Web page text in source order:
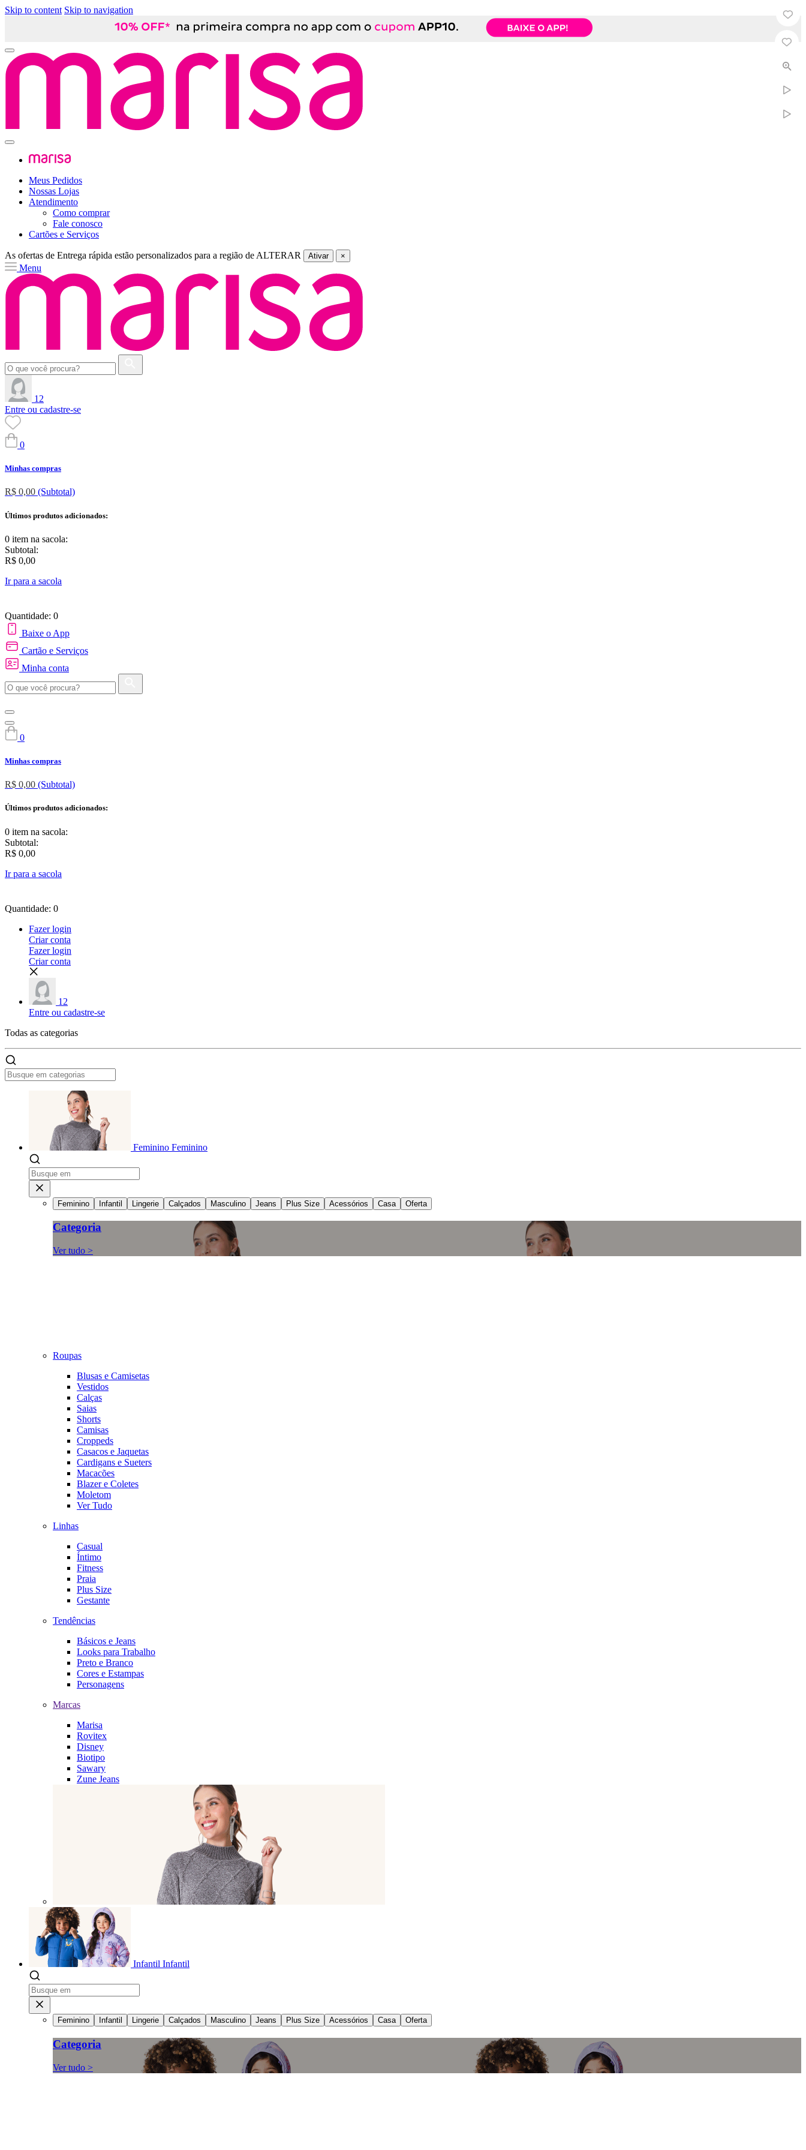
Skip to content Skip to navigation
Meus Pedidos
Nossas Lojas
Atendimento
Como comprar
Fale conosco
Cartões e Serviços
As ofertas de Entrega rápida estão personalizados para a região de ALTERAR Ativar ×
Menu
12
Entre ou cadastre-se
0
Minhas compras
R$ 0,00 (Subtotal)
Últimos produtos adicionados:
0 item na sacola:
Subtotal:
R$ 0,00
Ir para a sacola
Quantidade: 0
Baixe o App
Cartão e Serviços
Minha conta
0
Minhas compras
R$ 0,00 (Subtotal)
Últimos produtos adicionados:
0 item na sacola:
Subtotal:
R$ 0,00
Ir para a sacola
Quantidade: 0
Fazer login
Criar conta
Fazer login
Criar conta
12
Entre ou cadastre-se
Todas as categorias
Feminino Feminino
Feminino Infantil Lingerie Calçados Masculino Jeans Plus Size Acessórios Casa Oferta
Categoria
Ver tudo >
Roupas
Blusas e Camisetas
Vestidos
Calças
Saias
Shorts
Camisas
Croppeds
Casacos e Jaquetas
Cardigans e Sueters
Macacões
Blazer e Coletes
Moletom
Ver Tudo
Linhas
Casual
Íntimo
Fitness
Praia
Plus Size
Gestante
Tendências
Básicos e Jeans
Looks para Trabalho
Preto e Branco
Cores e Estampas
Personagens
Marcas
Marisa
Rovitex
Disney
Biotipo
Sawary
Zune Jeans
Infantil Infantil
Feminino Infantil Lingerie Calçados Masculino Jeans Plus Size Acessórios Casa Oferta
Categoria
Ver tudo >